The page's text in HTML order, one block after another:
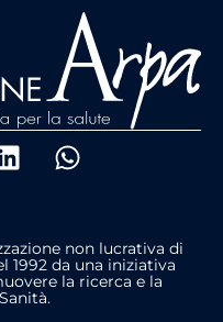
non lucrativa di
1992 da una iniziativa
la ricerca e la